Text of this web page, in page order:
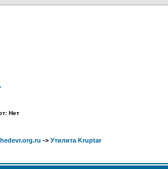
Нет
-> Утилита Kruptar